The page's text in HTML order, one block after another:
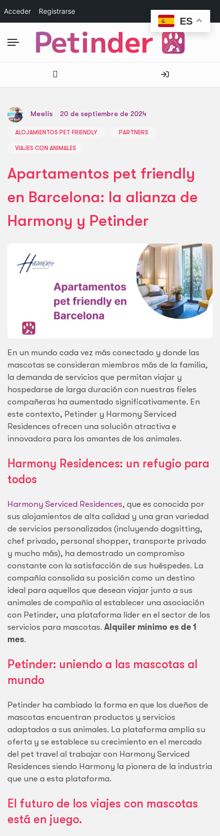
Acceder Registrarse
Meelis 20 de septiembre de 2024
ALOJAMIENTOS PET FRIENDLY PARTNERS
VIAJES CON ANIMALES
Apartamentos pet friendly
en Barcelona: la alianza de
Harmony y Petinder
En un mundo cada vez más conectado y donde las
mascotas se consideran miembros más de la familia,
la demanda de servicios que permitan viajar y
hospedarse de larga duración con nuestras fieles
compañeras ha aumentado significativamente. En
este contexto, Petinder y Harmony Serviced
Residences ofrecen una solución atractiva e
innovadora para los amantes de los animales.
Harmony Residences: un refugio para
todos
Harmony Serviced Residences, que es conocida por
sus alojamientos de alta calidad y una gran variedad
de servicios personalizados (incluyendo dogsitting,
chef privado, personal shopper, transporte privado
y mucho más), ha demostrado un compromiso
constante con la satisfacción de sus huéspedes. La
compañía consolida su posición como un destino
ideal para aquellos que desean viajar junto a sus
animales de compañía al establecer una asociación
con Petinder, una plataforma líder en el sector de los
servicios para mascotas. Alquiler mínimo es de 1
mes.
Petinder: uniendo a las mascotas al
mundo
Petinder ha cambiado la forma en que los dueños de
mascotas encuentran productos y servicios
adaptados a sus animales. La plataforma amplía su
oferta y se establece su crecimiento en el mercado
del pet travel al trabajar con Harmony Serviced
Residences siendo Harmony la pionera de la industria
que une a esta plataforma.
El futuro de los viajes con mascotas
está en juego.
ES